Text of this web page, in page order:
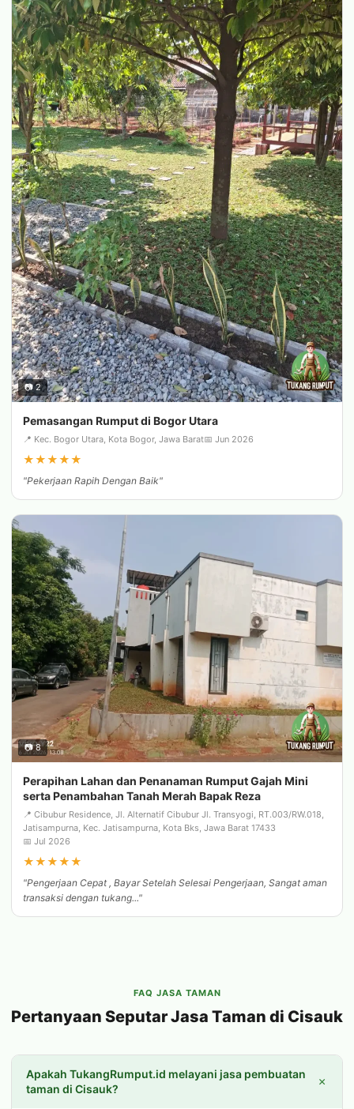
📷 2
Pemasangan Rumput di Bogor Utara
📍 Kec. Bogor Utara, Kota Bogor, Jawa Barat📅 Jun 2026
★★★★★
"Pekerjaan Rapih Dengan Baik"
📷 8
Perapihan Lahan dan Penanaman Rumput Gajah Mini
serta Penambahan Tanah Merah Bapak Reza
📍 Cibubur Residence, Jl. Alternatif Cibubur Jl. Transyogi, RT.003/RW.018,
Jatisampurna, Kec. Jatisampurna, Kota Bks, Jawa Barat 17433
📅 Jul 2026
★★★★★
"Pengerjaan Cepat , Bayar Setelah Selesai Pengerjaan, Sangat aman
transaksi dengan tukang..."
FAQ JASA TAMAN
Pertanyaan Seputar Jasa Taman di Cisauk
Apakah TukangRumput.id melayani jasa pembuatan
taman di Cisauk?
+